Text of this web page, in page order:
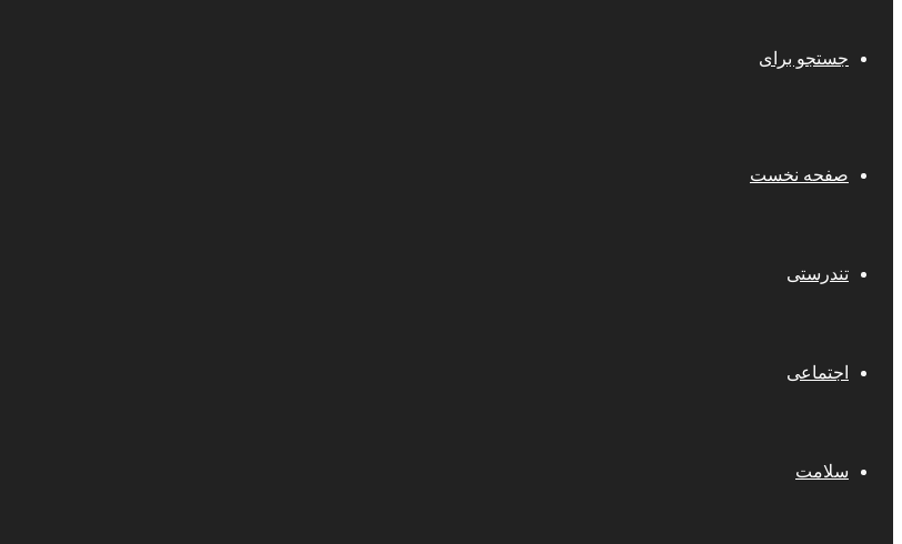
جستجو برای
صفحه نخست
تندرستی
اجتماعی
سلامت